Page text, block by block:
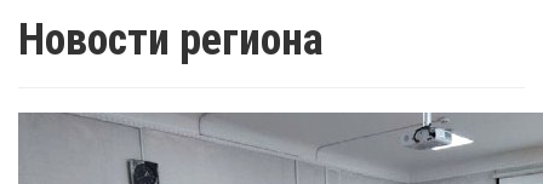
Новости региона